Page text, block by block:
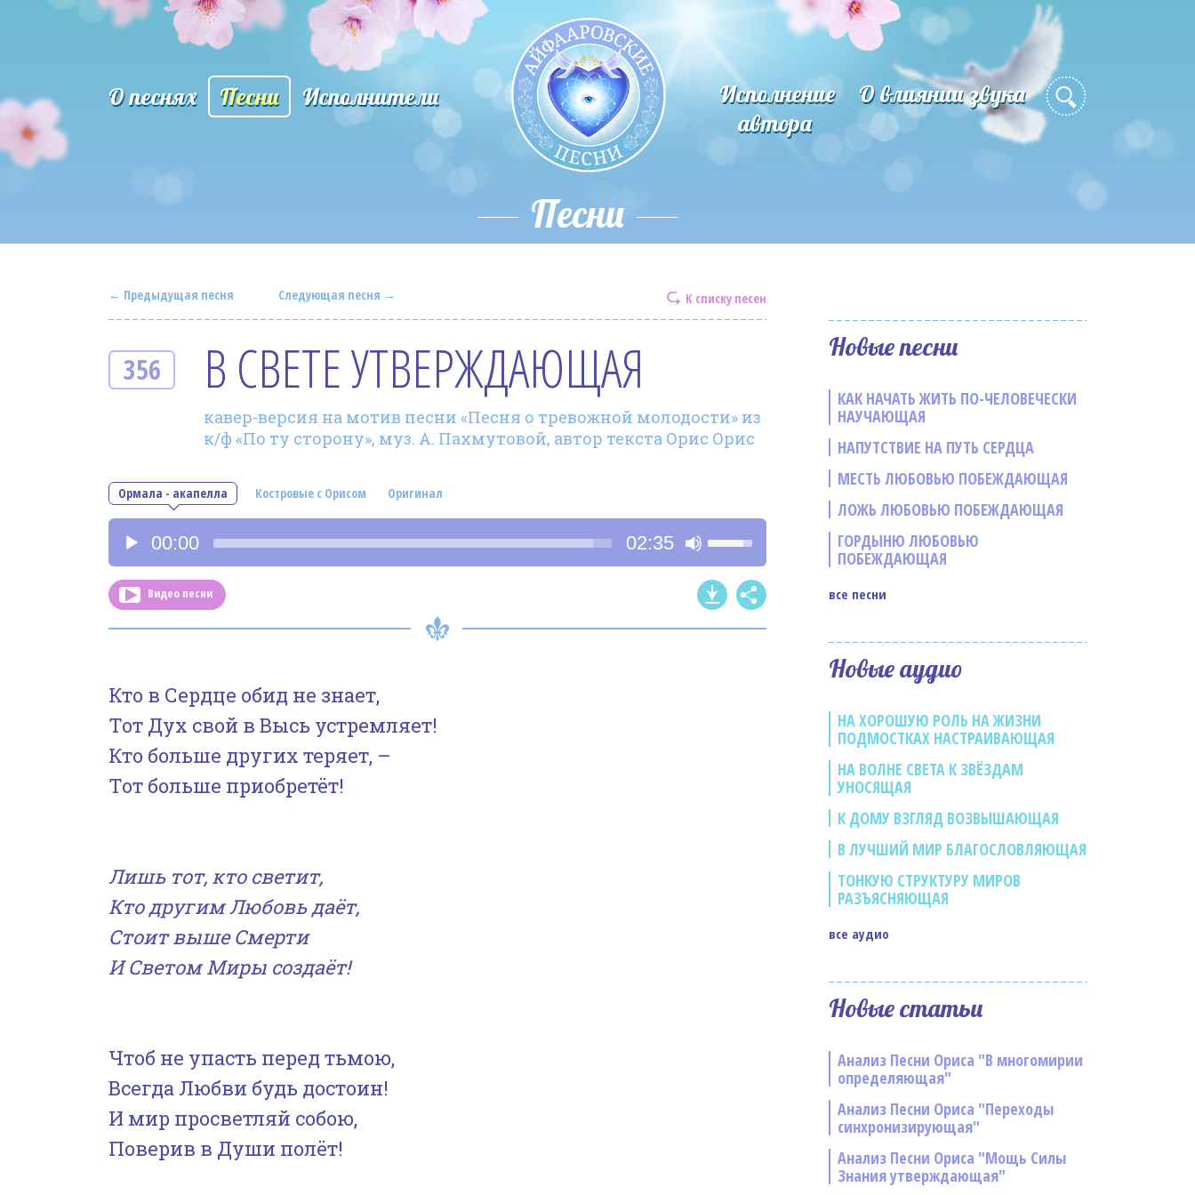
О песнях Песни Исполнители
Исполнение
автора
О влиянии звука
Песни
← Предыдущая песня К списку песен
Следующая песня →
356 В СВЕТЕ УТВЕРЖДАЮЩАЯ
кавер-версия на мотив песни «Песня о тревожной молодости» из
к/ф «По ту сторону», муз. А. Пахмутовой, автор текста Орис Орис
Ормала - акапелла Костровые с Орисом Оригинал
Аудиоплеер
00:00 02:35
Используйте
клавиши
со
стрелками
Видео песни
Кто в Сердце обид не знает,
Тот Дух свой в Высь устремляет!
Кто больше других теряет, –
Тот больше приобретёт!
Лишь тот, кто светит,
Кто другим Любовь даёт,
Стоит выше Смерти
И Светом Миры создаёт!
Чтоб не упасть перед тьмою,
Всегда Любви будь достоин!
И мир просветляй собою,
Поверив в Души полёт!
Новые песни
КАК НАЧАТЬ ЖИТЬ ПО-ЧЕЛОВЕЧЕСКИ
НАУЧАЮЩАЯ
НАПУТСТВИЕ НА ПУТЬ СЕРДЦА
МЕСТЬ ЛЮБОВЬЮ ПОБЕЖДАЮЩАЯ
ЛОЖЬ ЛЮБОВЬЮ ПОБЕЖДАЮЩАЯ
ГОРДЫНЮ ЛЮБОВЬЮ
ПОБЕЖДАЮЩАЯ
все песни
Новые аудио
НА ХОРОШУЮ РОЛЬ НА ЖИЗНИ
ПОДМОСТКАХ НАСТРАИВАЮЩАЯ
НА ВОЛНЕ СВЕТА К ЗВЁЗДАМ
УНОСЯЩАЯ
К ДОМУ ВЗГЛЯД ВОЗВЫШАЮЩАЯ
В ЛУЧШИЙ МИР БЛАГОСЛОВЛЯЮЩАЯ
ТОНКУЮ СТРУКТУРУ МИРОВ
РАЗЪЯСНЯЮЩАЯ
все аудио
Новые статьи
Анализ Песни Ориса "В многомирии
определяющая"
Анализ Песни Ориса "Переходы
синхронизирующая"
Анализ Песни Ориса "Мощь Силы
Знания утверждающая"